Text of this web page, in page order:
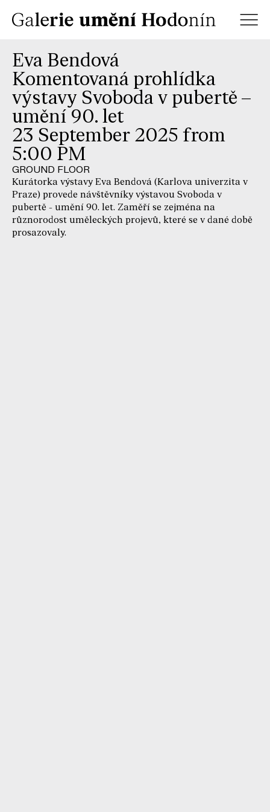
Eva Bendová
Komentovaná prohlídka
výstavy Svoboda v pubertě –
umění 90. let
23 September 2025 from
5:00 PM
GROUND FLOOR
Kurátorka výstavy Eva Bendová (Karlova univerzita v
Praze) provede návštěvníky výstavou Svoboda v
pubertě - umění 90. let. Zaměří se zejména na
různorodost uměleckých projevů, které se v dané době
prosazovaly.